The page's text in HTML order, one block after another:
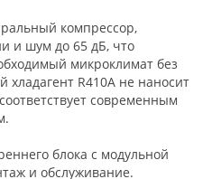
компрессор,
и шум до 65 дБ, что
микроклимат без
R410A не наносит
современным
блока с модульной
и обслуживание.